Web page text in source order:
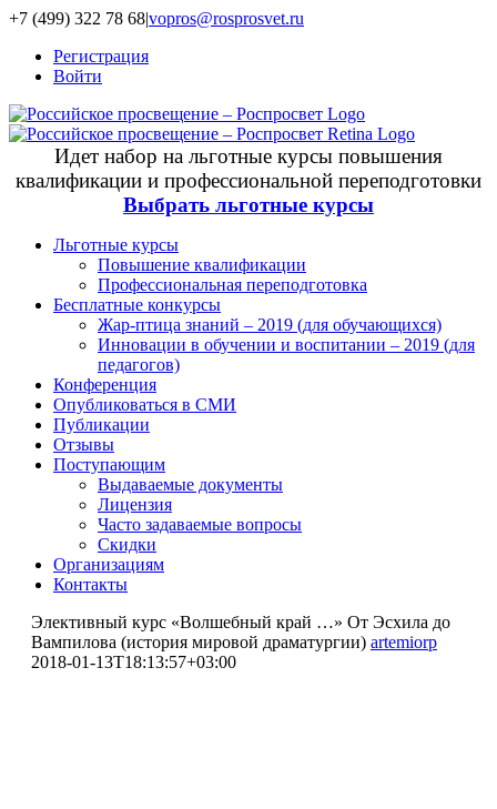
+7 (499) 322 78 68|vopros@rosprosvet.ru
Регистрация
Войти
Идет набор на льготные курсы повышения
квалификации и профессиональной переподготовки
Выбрать льготные курсы
Льготные курсы
Повышение квалификации
Профессиональная переподготовка
Бесплатные конкурсы
Жар-птица знаний – 2019 (для обучающихся)
Инновации в обучении и воспитании – 2019 (для
педагогов)
Конференция
Опубликоваться в СМИ
Публикации
Отзывы
Поступающим
Выдаваемые документы
Лицензия
Часто задаваемые вопросы
Скидки
Организациям
Контакты
Элективный курс «Волшебный край …» От Эсхила до
Вампилова (история мировой драматургии) artemiorp
2018-01-13T18:13:57+03:00